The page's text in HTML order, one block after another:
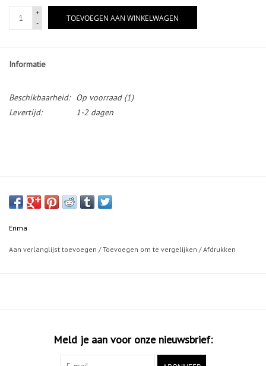
+
-
TOEVOEGEN AAN WINKELWAGEN
Informatie
Beschikbaarheid: Op voorraad(1)
Levertijd:
1-2 dagen
Erima
Aan verlanglijst toevoegen /Toevoegen om te vergelijken /Afdrukken
Meld je aan voor onze nieuwsbrief: